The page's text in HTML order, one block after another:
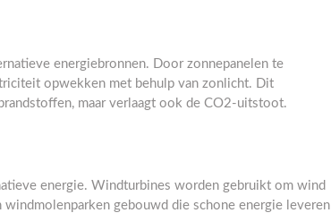
energiebronnen. Door zonnepanelen te
opwekken met behulp van zonlicht. Dit
maar verlaagt ook de CO2-uitstoot.
energie. Windturbines worden gebruikt om wind
gebouwd die schone energie leveren